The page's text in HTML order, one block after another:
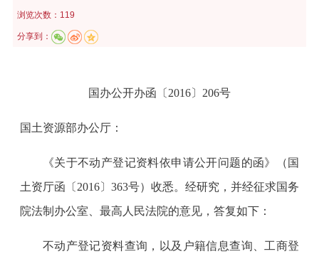
浏览次数：119
分享到：
国办公开办函〔2016〕206号
国土资源部办公厅：
《关于不动产登记资料依申请公开问题的函》（国
土资厅函〔2016〕363号）收悉。经研究，并经征求国务
院法制办公室、最高人民法院的意见，答复如下：
不动产登记资料查询，以及户籍信息查询、工商登